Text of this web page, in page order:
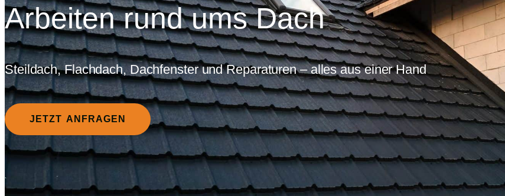
Arbeiten rund ums Dach
Steildach, Flachdach, Dachfenster und Reparaturen – alles aus einer Hand
JETZT ANFRAGEN